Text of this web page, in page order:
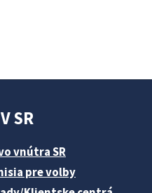
SR
vnútra SR
pre volby